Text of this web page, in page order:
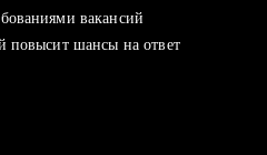
вакансий
повысит шансы на ответ